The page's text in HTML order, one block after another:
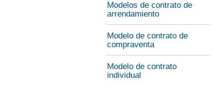
Modelos de contrato de
arrendamiento
Modelo de contrato de
compraventa
Modelo de contrato
individual